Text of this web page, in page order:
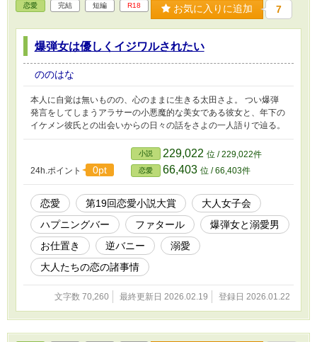
恋愛 完結 短編 R18 お気に入りに追加 7
爆弾女は優しくイジワルされたい
ののはな
本人に自覚は無いものの、心のままに生きる太田さよ。 つい爆弾
発言をしてしまうアラサーの小悪魔的な美女である彼女と、年下の
イケメン彼氏との出会いからの日々の話をさよの一人語りで辿る。
24h.ポイント 0pt
小説 229,022 位 / 229,022件
恋愛 66,403 位 / 66,403件
恋愛 第19回恋愛小説大賞
大人女子会
ハプニングバー
ファタール
爆弾女と溺愛男
お仕置き
逆バニー
溺愛
大人たちの恋の諸事情
文字数 70,260 最終更新日 2026.02.19 登録日 2026.01.22